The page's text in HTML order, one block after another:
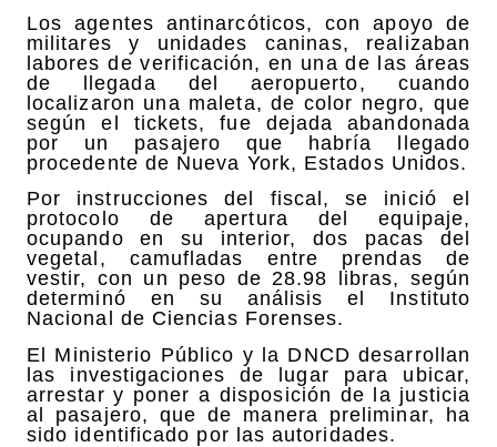
Los agentes antinarcóticos, con apoyo de
militares y unidades caninas, realizaban
labores de verificación, en una de las áreas
de llegada del aeropuerto, cuando
localizaron una maleta, de color negro, que
según el tickets, fue dejada abandonada
por un pasajero que habría llegado
procedente de Nueva York, Estados Unidos.
Por instrucciones del fiscal, se inició el
protocolo de apertura del equipaje,
ocupando en su interior, dos pacas del
vegetal, camufladas entre prendas de
vestir, con un peso de 28.98 libras, según
determinó en su análisis el Instituto
Nacional de Ciencias Forenses.
El Ministerio Público y la DNCD desarrollan
las investigaciones de lugar para ubicar,
arrestar y poner a disposición de la justicia
al pasajero, que de manera preliminar, ha
sido identificado por las autoridades.